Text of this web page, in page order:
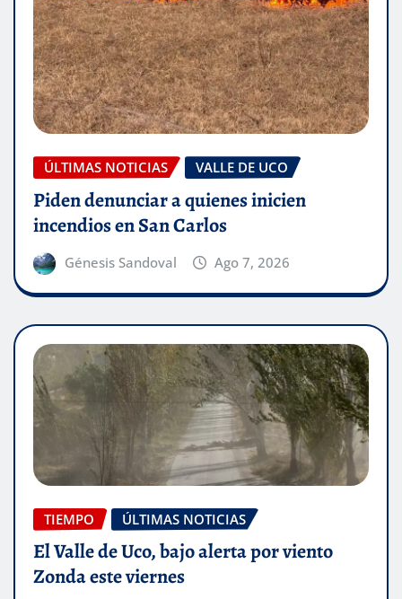
ÚLTIMAS NOTICIAS VALLE DE UCO
Piden denunciar a quienes inicien
incendios en San Carlos
Génesis Sandoval Ago 7, 2026
TIEMPO ÚLTIMAS NOTICIAS
El Valle de Uco, bajo alerta por viento
Zonda este viernes